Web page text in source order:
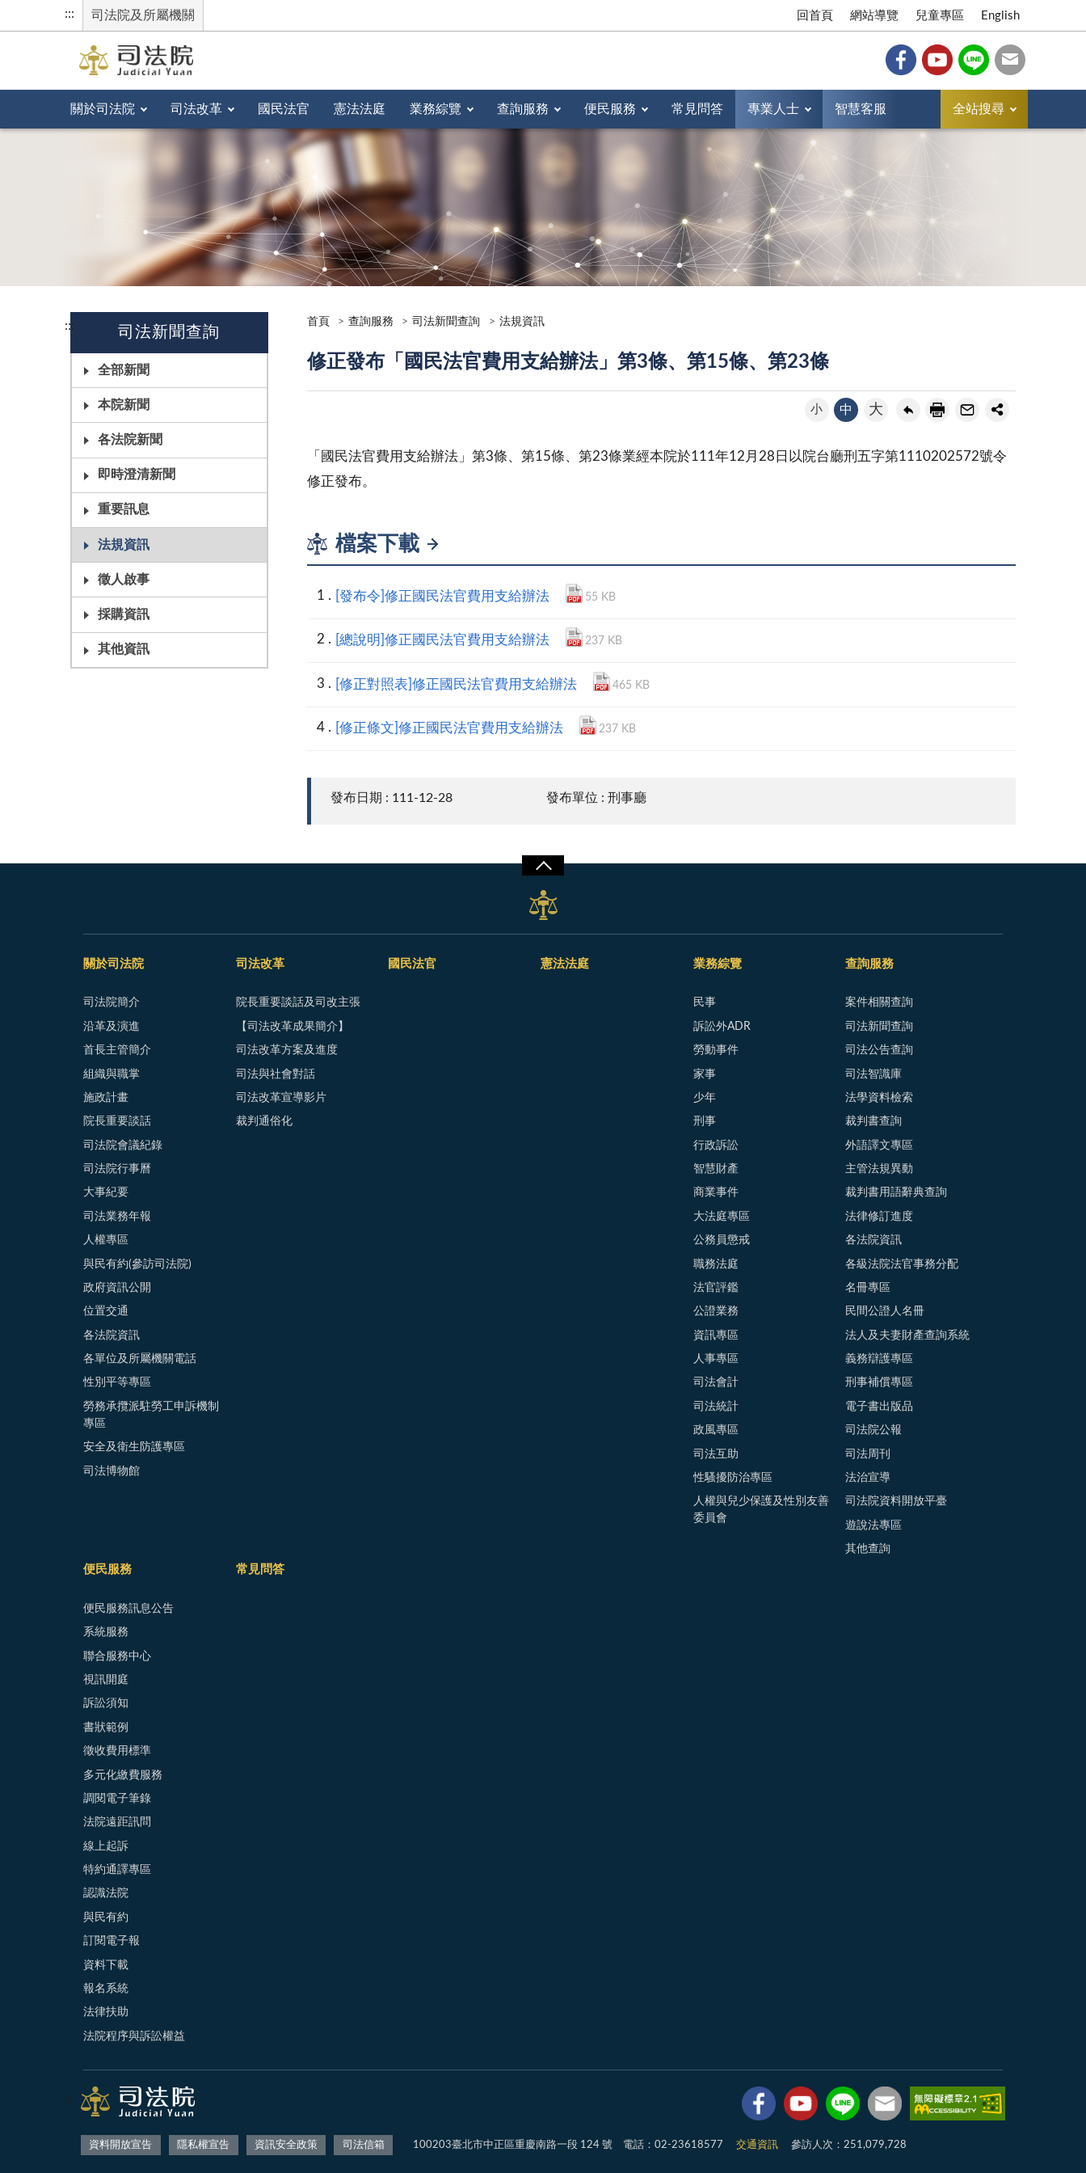
::: 司法院及所屬機關 回首頁 網站導覽 兒童專區 English
關於司法院 司法改革 國民法官 憲法法庭 業務綜覽 查詢服務 便民服務 常見問答 專業人士 智慧客服 全站搜尋
::: 司法新聞查詢
全部新聞
本院新聞
各法院新聞
即時澄清新聞
重要訊息
法規資訊
徵人啟事
採購資訊
其他資訊
首頁 查詢服務 司法新聞查詢 法規資訊
修正發布「國民法官費用支給辦法」第3條、第15條、第23條
小 中 大
「國民法官費用支給辦法」第3條、第15條、第23條業經本院於111年12月28日以院台廳刑五字第1110202572號令
修正發布。
檔案下載
[發布令]修正國民法官費用支給辦法 55 KB
[總說明]修正國民法官費用支給辦法 237 KB
[修正對照表]修正國民法官費用支給辦法 465 KB
[修正條文]修正國民法官費用支給辦法 237 KB
發布日期 : 111-12-28 發布單位 : 刑事廳
關於司法院
司法院簡介
沿革及演進
首長主管簡介
組織與職掌
施政計畫
院長重要談話
司法院會議紀錄
司法院行事曆
大事紀要
司法業務年報
人權專區
與民有約(參訪司法院)
政府資訊公開
位置交通
各法院資訊
各單位及所屬機關電話
性別平等專區
勞務承攬派駐勞工申訴機制
專區
安全及衛生防護專區
司法博物館
司法改革
院長重要談話及司改主張
【司法改革成果簡介】
司法改革方案及進度
司法與社會對話
司法改革宣導影片
裁判通俗化
國民法官 憲法法庭 業務綜覽
民事
訴訟外ADR
勞動事件
家事
少年
刑事
行政訴訟
智慧財產
商業事件
大法庭專區
公務員懲戒
職務法庭
法官評鑑
公證業務
資訊專區
人事專區
司法會計
司法統計
政風專區
司法互助
性騷擾防治專區
人權與兒少保護及性別友善
委員會
查詢服務
案件相關查詢
司法新聞查詢
司法公告查詢
司法智識庫
法學資料檢索
裁判書查詢
外語譯文專區
主管法規異動
裁判書用語辭典查詢
法律修訂進度
各法院資訊
各級法院法官事務分配
名冊專區
民間公證人名冊
法人及夫妻財產查詢系統
義務辯護專區
刑事補償專區
電子書出版品
司法院公報
司法周刊
法治宣導
司法院資料開放平臺
遊說法專區
其他查詢
便民服務
便民服務訊息公告
系統服務
聯合服務中心
視訊開庭
訴訟須知
書狀範例
徵收費用標準
多元化繳費服務
調閱電子筆錄
法院遠距訊問
線上起訴
特約通譯專區
認識法院
與民有約
訂閱電子報
資料下載
報名系統
法律扶助
法院程序與訴訟權益
常見問答
:::
資料開放宣告 隱私權宣告 資訊安全政策 司法信箱 100203臺北市中正區重慶南路一段 124 號 電話：02-23618577 交通資訊 參訪人次：251,079,728